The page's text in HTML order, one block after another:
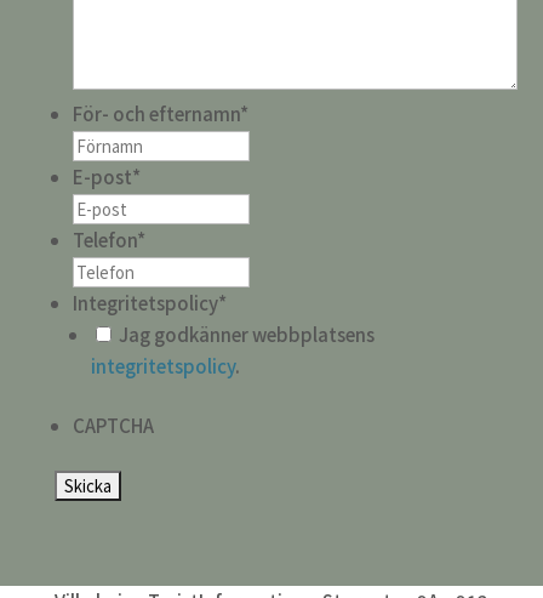
För- och efternamn*
E-post*
Telefon*
Integritetspolicy*
Jag godkänner webbplatsens
integritetspolicy.
CAPTCHA